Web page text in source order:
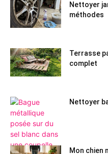
Nettoyer
méthodes
Terrasse
complet
Nettoyer
Mon chien